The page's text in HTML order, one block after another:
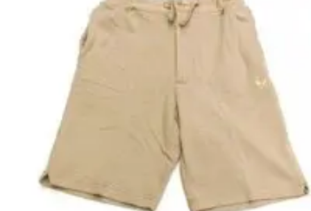
Sonido y Audio Tecnología de Entretenimiento
Podcasts
Entretenido Ya